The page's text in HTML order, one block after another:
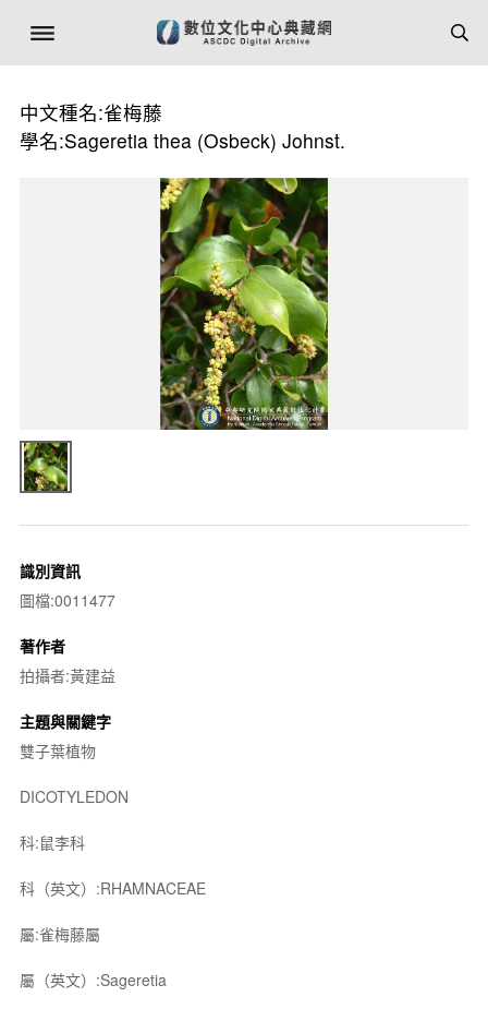
中文種名:雀梅藤
學名:Sageretia thea (Osbeck) Johnst.
識別資訊
圖檔:0011477
著作者
拍攝者:黃建益
主題與關鍵字
雙子葉植物
DICOTYLEDON
科:鼠李科
科（英文）:RHAMNACEAE
屬:雀梅藤屬
屬（英文）:Sageretia